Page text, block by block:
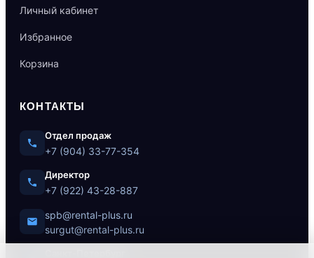
Личный кабинет
Избранное
Корзина
КОНТАКТЫ
Отдел продаж
+7 (904) 33-77-354
Директор
+7 (922) 43-28-887
spb@rental-plus.ru
surgut@rental-plus.ru